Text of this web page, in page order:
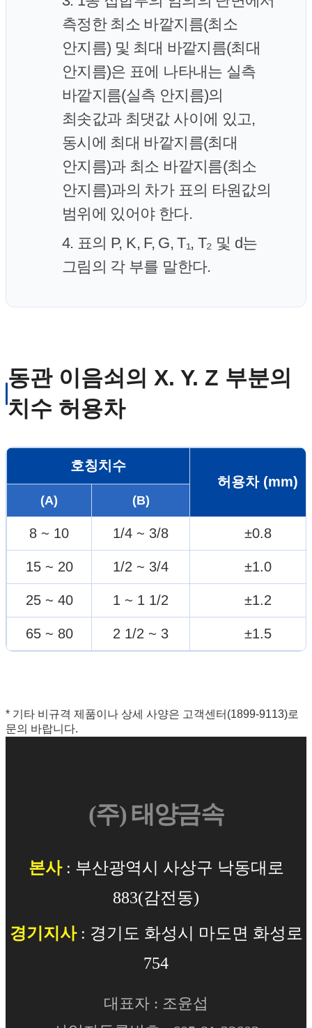
측정한 최소 바깥지름(최소
안지름) 및 최대 바깥지름(최대
안지름)은 표에 나타내는 실측
바깥지름(실측 안지름)의
최솟값과 최댓값 사이에 있고,
동시에 최대 바깥지름(최대
안지름)과 최소 바깥지름(최소
안지름)과의 차가 표의 타원값의
범위에 있어야 한다.
4. 표의 P, K, F, G, T₁, T₂ 및 d는
그림의 각 부를 말한다.
동관 이음쇠의 X. Y. Z 부분의
치수 허용차
호칭치수
허용차 (mm)
(A) (B)
8 ~ 10 1/4 ~ 3/8 ±0.8
15 ~ 20 1/2 ~ 3/4 ±1.0
25 ~ 40 1 ~ 1 1/2 ±1.2
65 ~ 80 2 1/2 ~ 3 ±1.5
* 기타 비규격 제품이나 상세 사양은 고객센터(1899-9113)로
문의 바랍니다.
(주) 태양금속
본사: 부산광역시 사상구 낙동대로
883(감전동)
경기지사: 경기도 화성시 마도면 화성로
754
대표자 : 조윤섭